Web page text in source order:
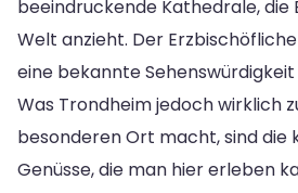
beeindruckende Kathedrale, die
Welt anzieht. Der
eine bekannte
Was Trondheim jedoch wirklich
besonderen Ort macht, sind die
Genüsse, die man hier erleben